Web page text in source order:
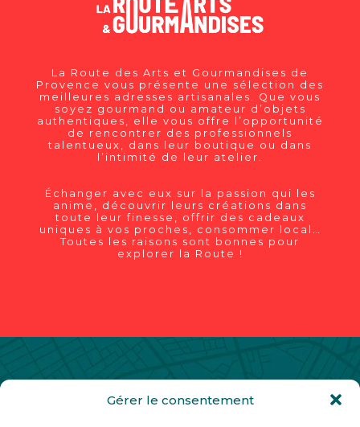
Gérer le consentement
La Route des Arts et Gourmandises de
Provence vous présente une sélection des
meilleures adresses artisanales. Que vous
soyez gourmand ou amateur d’objets
authentiques, elle vous offre l’opportunité
de rencontrer des professionnels
talentueux, dans leur boutique ou dans
l’intimité de leur atelier.
Échanger avec eux sur la passion qui les
anime, découvrir leurs créations dans
toute leur finesse, offrir des cadeaux
uniques à vos proches, consommer local…
Toutes les raisons sont bonnes pour
explorer la Route !